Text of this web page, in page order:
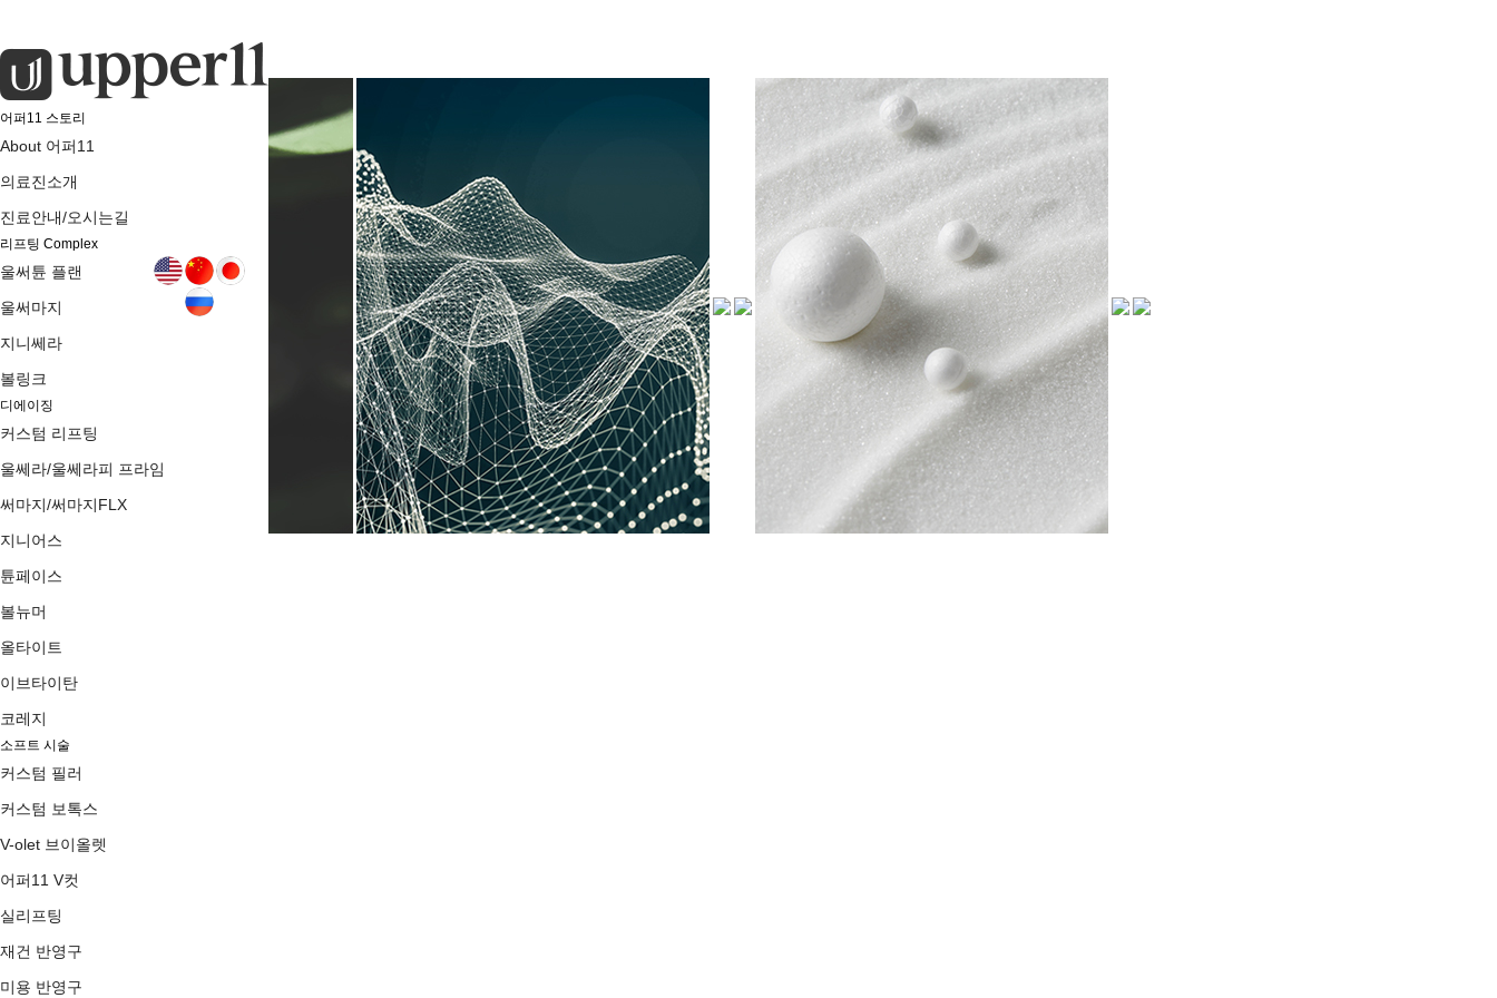
어퍼11 스토리
About 어퍼11
의료진소개
진료안내/오시는길
리프팅 Complex
울써튠 플랜
울써마지
지니쎄라
볼링크
디에이징
커스텀 리프팅
울쎄라/울쎄라피 프라임
써마지/써마지FLX
지니어스
튠페이스
볼뉴머
올타이트
이브타이탄
코레지
소프트 시술
커스텀 필러
커스텀 보톡스
V-olet 브이올렛
어퍼11 V컷
실리프팅
재건 반영구
미용 반영구
upper11
JOIN
About 어퍼11
진료안내/오시는길
울써튠 플랜
지니쎄라
볼링크
커스텀 리프팅
써마지/써마지FLX
지니어스
튠페이스
볼뉴머
올타이트
이브타이탄
소프트시술
커스텀 보톡스